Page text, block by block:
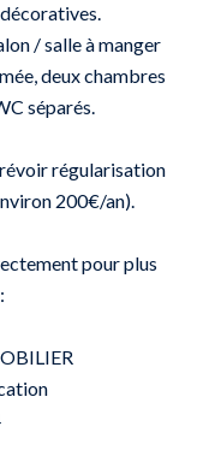
/ salle à manger
deux chambres
séparés.
régularisation
200€/an).
pour plus